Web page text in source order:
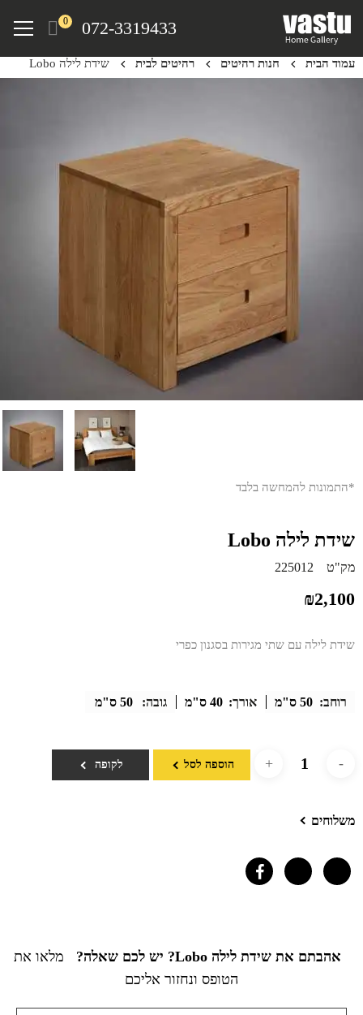
content
072-3319433
0
Menu
עמוד הבית חנות רהיטים רהיטים לבית שידת לילה Lobo
*התמונות להמחשה בלבד
שידת לילה Lobo
מק"ט 225012
₪2,100
שידת לילה עם שתי מגירות בסגנון כפרי
רוחב: 50 ס"מ אורך: 40 ס"מ גובה: 50 ס"מ
הוספה לסל לקופה
משלוחים
אהבתם את שידת לילה Lobo? יש לכם שאלה?
מלאו את
הטופס ונחזור אליכם